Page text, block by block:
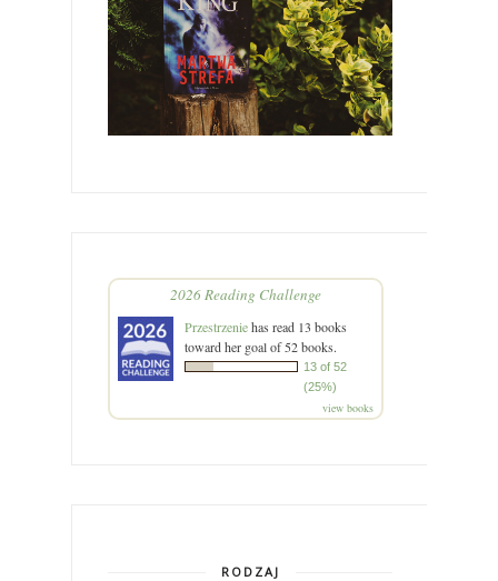
2026 Reading Challenge
Przestrzeniehas read 13 books
toward her goal of 52 books.
13 of 52
(25%)
view books
RODZAJ